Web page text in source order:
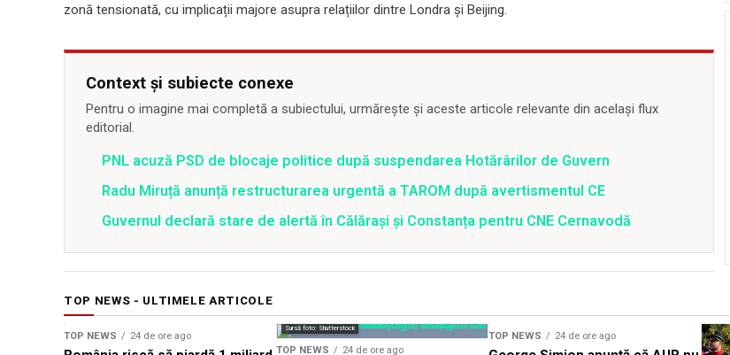
zonă tensionată, cu implicații majore asupra relațiilor dintre Londra și Beijing.
Context și subiecte conexe
Pentru o imagine mai completă a subiectului, urmărește și aceste articole relevante din același flux
editorial.
PNL acuză PSD de blocaje politice după suspendarea Hotărârilor de Guvern
Radu Miruță anunță restructurarea urgentă a TAROM după avertismentul CE
Guvernul declară stare de alertă în Călărași și Constanța pentru CNE Cernavodă
TOP NEWS - ULTIMELE ARTICOLE
TOP NEWS 24 de ore ago
Sursă foto: Shutterstock
TOP NEWS 24 de ore ago
TOP NEWS 24 de ore ago